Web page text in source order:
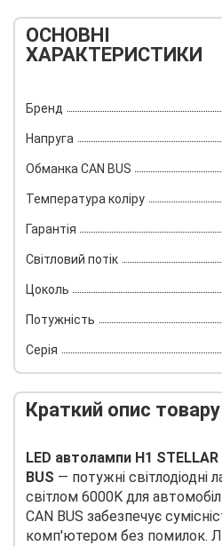
ОСНОВНІ
ХАРАКТЕРИСТИКИ
Бренд
Напруга
Обманка CAN BUS
Температура коліру
Гарантія
Світловий потік
Цоколь
Потужність
Серія
Краткий опис товару
LED автолампи H1 STELLAR
BUS — потужні світлодіодні
світлом 6000K для
CAN BUS забезпечує
комп'ютером без помилок.